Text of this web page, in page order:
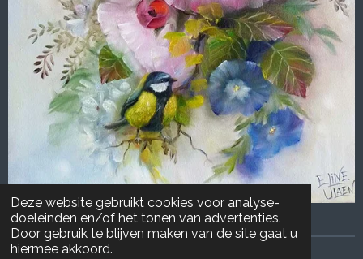
Deze website gebruikt cookies voor analyse-
doeleinden en/of het tonen van advertenties.
Door gebruik te blijven maken van de site gaat u
hiermee akkoord.